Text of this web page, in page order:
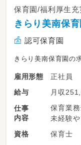
保育園/福利厚生
きらり美南保育
認可保育園
きらり美南保育園の
雇用形態
正社員
給与
月収
仕事
内容
保育業
未経験
資格
保育士